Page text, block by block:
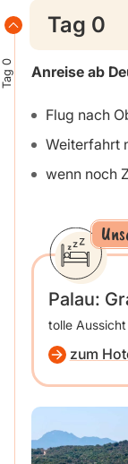
Tag 0
Tag 0
Anreise ab
Flug nach
Weiterfahrt
wenn noch
Palau:
tolle
zum